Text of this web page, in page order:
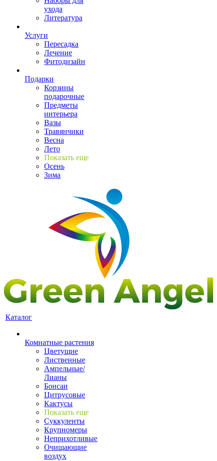
ухода
Литература
Услуги
Пересадка
Лечение
Фитодизайн
Подарки
Корзины
подарочные
Предметы
интерьера
Вазы
Травянчики
Весна
Лето
Показать еще
Осень
Зима
Каталог
Комнатные растения
Цветущие
Лиственные
Ампельные/
Лианы
Бонсаи
Цитрусовые
Кактусы
Показать еще
Суккуленты
Крупномеры
Неприхотливые
Очищающие
воздух